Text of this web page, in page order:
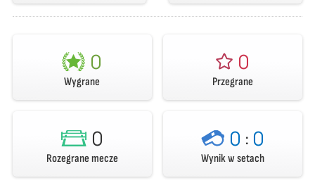
0
Wygrane
0
Przegrane
0
Rozegrane mecze
0 : 0
Wynik w setach